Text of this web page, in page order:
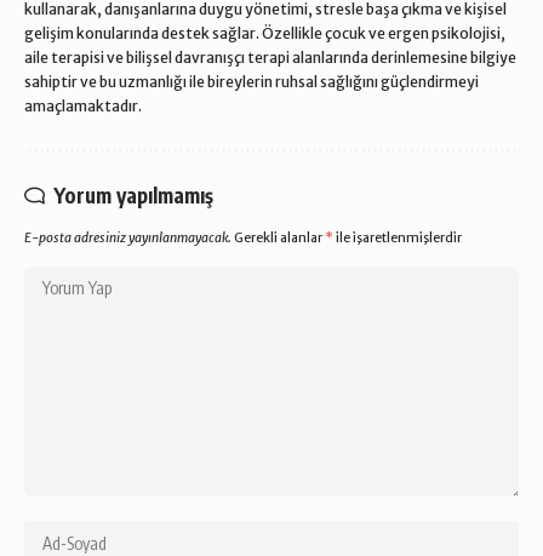
kullanarak, danışanlarına duygu yönetimi, stresle başa çıkma ve kişisel
gelişim konularında destek sağlar. Özellikle çocuk ve ergen psikolojisi,
aile terapisi ve bilişsel davranışçı terapi alanlarında derinlemesine bilgiye
sahiptir ve bu uzmanlığı ile bireylerin ruhsal sağlığını güçlendirmeyi
amaçlamaktadır.
Yorum yapılmamış
E-posta adresiniz yayınlanmayacak. Gerekli alanlar * ile işaretlenmişlerdir